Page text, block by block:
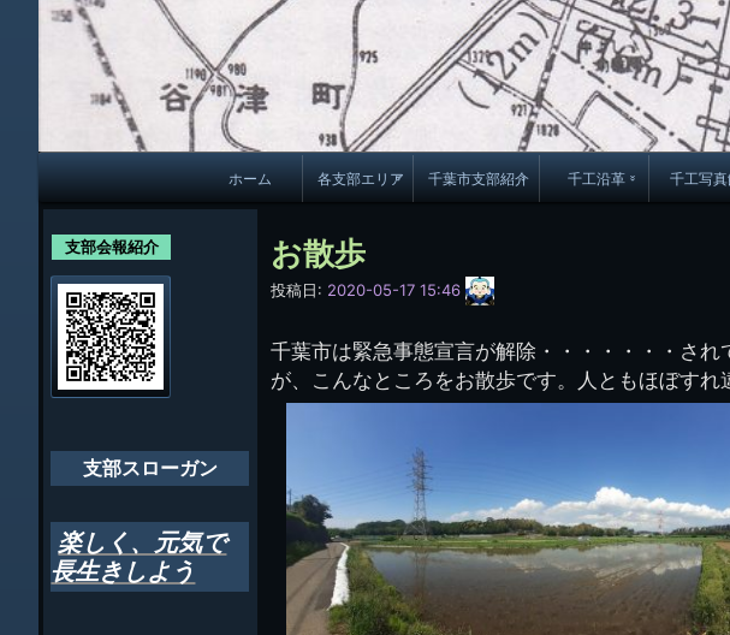
メ
イ
ン
ナ
ビ
ゲ
ー
ョ
ン
ホーム 各支部エリア 千葉市支部紹介
会員・役員名簿
ちばし支部だより
千工沿革
検見川校舎時代
千工写
生実校
お散歩
投稿日: 2020-05-17 15:46
サ
イ
管
理
人
(44E)
千葉市は緊急事態宣言が解除・・・・・・・され
が、こんなところをお散歩です。人ともほぼすれ
支部会報紹介
支部スローガン
楽しく、元気で
長生きしよう